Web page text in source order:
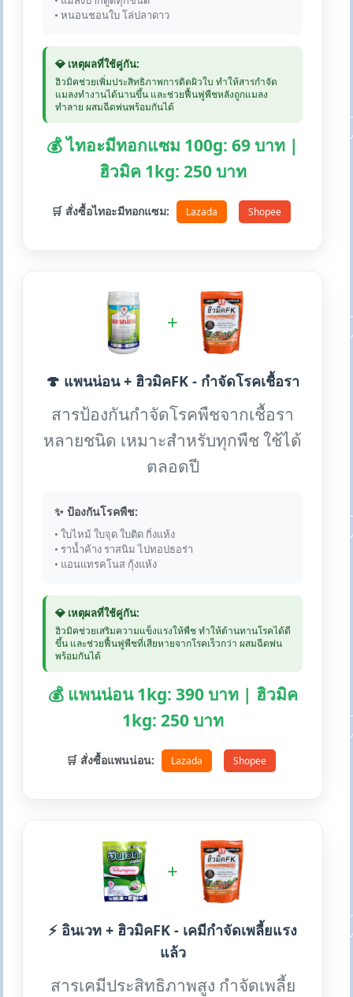
• หนอนชอนใบ โล่ปลาดาว
💎 เหตุผลที่ใช้คู่กัน:
ฮิวมิคช่วยเพิ่มประสิทธิภาพการติดผิวใบ ทำให้สารกำจัด
แมลงทำงานได้นานขึ้น และช่วยฟื้นฟูพืชหลังถูกแมลง
ทำลาย ผสมฉีดพ่นพร้อมกันได้
💰 ไทอะมีทอกแซม 100g: 69 บาท |
ฮิวมิค 1kg: 250 บาท
🛒 สั่งซื้อไทอะมีทอกแซม: Lazada Shopee
+
🍄 แพนน่อน + ฮิวมิคFK - กำจัดโรคเชื้อรา
สารป้องกันกำจัดโรคพืชจากเชื้อรา
หลายชนิด เหมาะสำหรับทุกพืช ใช้ได้
ตลอดปี
✨ ป้องกันโรคพืช:
• ใบไหม้ ใบจุด ใบติด กิ่งแห้ง
• ราน้ำค้าง ราสนิม ไปทอปธอร่า
• แอนแทรคโนส กุ้งแห้ง
💎 เหตุผลที่ใช้คู่กัน:
ฮิวมิคช่วยเสริมความแข็งแรงให้พืช ทำให้ต้านทานโรคได้ดี
ขึ้น และช่วยฟื้นฟูพืชที่เสียหายจากโรคเร็วกว่า ผสมฉีดพ่น
พร้อมกันได้
💰 แพนน่อน 1kg: 390 บาท | ฮิวมิค
1kg: 250 บาท
🛒 สั่งซื้อแพนน่อน: Lazada Shopee
+
⚡ อินเวท + ฮิวมิคFK - เคมีกำจัดเพลี้ยแรง
แล้ว
สารเคมีประสิทธิภาพสูง กำจัดเพลี้ย